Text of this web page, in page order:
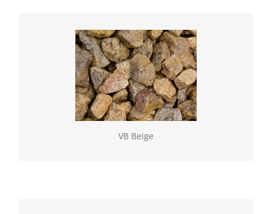
VB Beige
VB Beige
Geselecteerde natuurlijke gesteenten, verkrijgbaar
los of in BigBag. Vulling gebroken (60/100)